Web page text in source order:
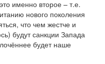
именно второе – т.е.
нового поколения
что чем жестче и
будут санкции Запада
будет наше